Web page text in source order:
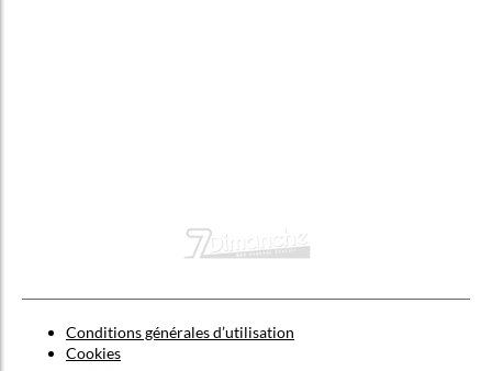
Conditions générales d’utilisation
Cookies